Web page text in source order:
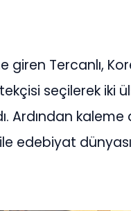
giren Tercanlı,
seçilerek iki
kaleme
edebiyat